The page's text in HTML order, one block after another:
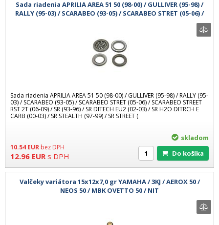
Sada riadenia APRILIA AREA 51 50 (98-00) / GULLIVER (95-98) /
RALLY (95-03) / SCARABEO (93-05) / SCARABEO STRET (05-06) /
Sada riadenia APRILIA AREA 51 50 (98-00) / GULLIVER (95-98) / RALLY (95-
03) / SCARABEO (93-05) / SCARABEO STRET (05-06) / SCARABEO STREET
RST 2T (06-09) / SR (93-96) / SR DITECH EU2 (02-03) / SR H2O DITRCH E
CARB (00-03) / SR STEALTH (97-99) / SR STREET (
10.54 EUR bez DPH
12.96 EUR s DPH
skladom
Do košíka
Valčeky variátora 15x12x7,0 gr YAMAHA / 3KJ / AEROX 50 /
NEOS 50 / MBK OVETTO 50 / NIT